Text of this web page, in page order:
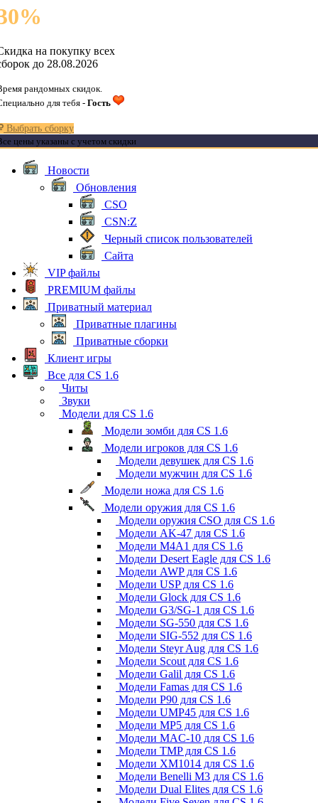
%
на покупку всех
до 28.08.2026
рандомных скидок.
для тебя - Гость
Выбрать сборку
цены указаны с учетом скидки
Новости
Обновления
CSO
CSN:Z
Черный список пользователей
Сайта
VIP файлы
PREMIUM файлы
Приватный материал
Приватные плагины
Приватные сборки
Клиент игры
Все для CS 1.6
Читы
Звуки
Модели для CS 1.6
Модели зомби для CS 1.6
Модели игроков для CS 1.6
Модели девушек для CS 1.6
Модели мужчин для CS 1.6
Модели ножа для CS 1.6
Модели оружия для CS 1.6
Модели оружия CSO для CS 1.6
Модели AK-47 для CS 1.6
Модели M4A1 для CS 1.6
Модели Desert Eagle для CS 1.6
Модели AWP для CS 1.6
Модели USP для CS 1.6
Модели Glock для CS 1.6
Модели G3/SG-1 для CS 1.6
Модели SG-550 для CS 1.6
Модели SIG-552 для CS 1.6
Модели Steyr Aug для CS 1.6
Модели Scout для CS 1.6
Модели Galil для CS 1.6
Модели Famas для CS 1.6
Модели P90 для CS 1.6
Модели UMP45 для CS 1.6
Модели MP5 для CS 1.6
Модели MAC-10 для CS 1.6
Модели TMP для CS 1.6
Модели XM1014 для CS 1.6
Модели Benelli M3 для CS 1.6
Модели Dual Elites для CS 1.6